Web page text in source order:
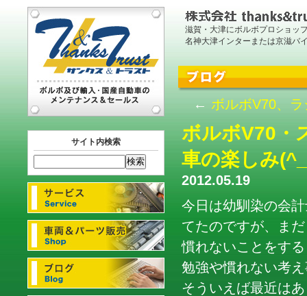
滋賀・大津にボルボプロショッ
名神大津インターまたは京滋バ
サイト内検索
← ボルボV70、
ボルボV70・
車の楽しみ
2012.05.19
今日は幼馴染の会
てたのですが、ま
慣れないことをす
勉強や慣れない考
そういえば最近は